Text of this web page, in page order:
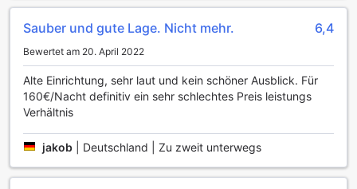
Aussicht auf die Stadt genießen.
Ein besonderes Highlight des Hotel Majestic ist, dass die
Nutzung des Fitnesscenters für alle Gäste kostenlos ist.
Egal, ob Sie Ihre Ausdauer verbessern oder einfach nur fit
bleiben möchten, die hochmodernen Geräte und der
großzügige Raum bieten Ihnen die perfekte Umgebung,
um aktiv zu bleiben. Nach einem intensiven Workout
können Sie sich in der entspannenden Atmosphäre des
Hotels erholen und neue Energie tanken, um die Schönheit
Neapels zu erkunden.
Komfortable Annehmlichkeiten im Hotel Majestic
Sauber und gute Lage. Nicht mehr. 6,4
Bewertet am 20. April 2022
Alte Einrichtung, sehr laut und kein schöner Ausblick. Für
160€/Nacht definitiv ein sehr schlechtes Preis leistungs
Verhältnis
jakob Deutschland | Zu zweit unterwegs